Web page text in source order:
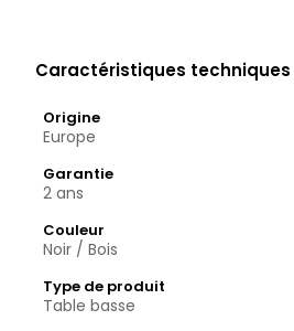
Caractéristiques
Origine
Europe
Garantie
2 ans
Couleur
Noir / Bois
Type de produit
Table basse